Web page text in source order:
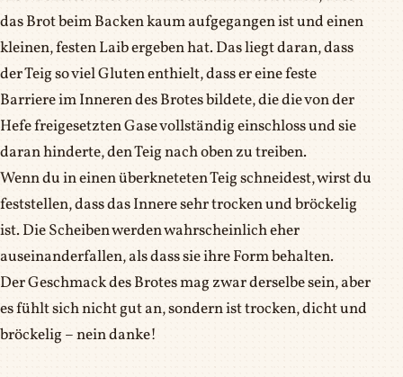
das Brot beim Backen kaum aufgegangen ist und einen
kleinen, festen Laib ergeben hat. Das liegt daran, dass
der Teig so viel Gluten enthielt, dass er eine feste
Barriere im Inneren des Brotes bildete, die die von der
Hefe freigesetzten Gase vollständig einschloss und sie
daran hinderte, den Teig nach oben zu treiben.
Wenn du in einen überkneteten Teig schneidest, wirst du
feststellen, dass das Innere sehr trocken und bröckelig
ist. Die Scheiben werden wahrscheinlich eher
auseinanderfallen, als dass sie ihre Form behalten.
Der Geschmack des Brotes mag zwar derselbe sein, aber
es fühlt sich nicht gut an, sondern ist trocken, dicht und
bröckelig – nein danke!